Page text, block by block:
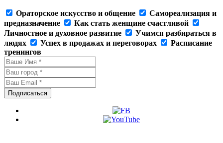
Ораторское искусство и общение
Самореализация и
предназначение
Как стать женщине счастливой
Личностное и духовное развитие
Учимся разбираться в
людях
Успех в продажах и переговорах
Расписание
тренингов